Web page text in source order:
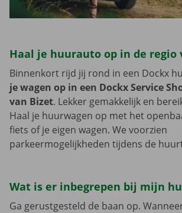
Haal je huurauto op in de regio
Binnenkort rijd jij rond in een Dockx
je wagen op in een Dockx Service
van Bizet. Lekker gemakkelijk en
Haal je huurwagen op met het
fiets of je eigen wagen. We voorzien
parkeermogelijkheden tijdens de
Wat is er inbegrepen bij mijn
Ga gerustgesteld de baan op.